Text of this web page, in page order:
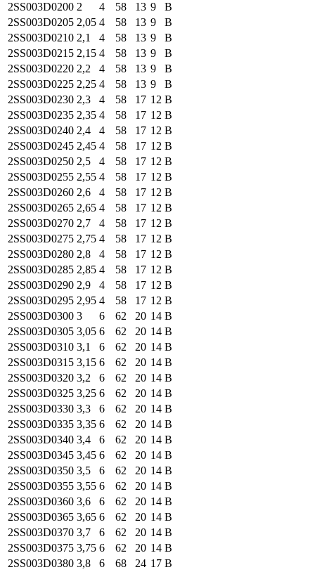
2SS003D0200 2 4 58 13 9
B
2SS003D0205 2,05 4 58 13 9
B
2SS003D0210 2,1 4 58 13 9
B
2SS003D0215 2,15 4 58 13 9
B
2SS003D0220 2,2 4 58 13 9
B
2SS003D0225 2,25 4 58 13 9
B
2SS003D0230 2,3 4 58 17 12 B
2SS003D0235 2,35 4 58 17 12 B
2SS003D0240 2,4 4 58 17 12 B
2SS003D0245 2,45 4 58 17 12 B
2SS003D0250 2,5 4 58 17 12 B
2SS003D0255 2,55 4 58 17 12 B
2SS003D0260 2,6 4 58 17 12 B
2SS003D0265 2,65 4 58 17 12 B
2SS003D0270 2,7 4 58 17 12 B
2SS003D0275 2,75 4 58 17 12 B
2SS003D0280 2,8 4 58 17 12 B
2SS003D0285 2,85 4 58 17 12 B
2SS003D0290 2,9 4 58 17 12 B
2SS003D0295 2,95 4 58 17 12 B
2SS003D0300 3 6 62 20 14 B
2SS003D0305 3,05 6 62 20 14 B
2SS003D0310 3,1 6 62 20 14 B
2SS003D0315 3,15 6 62 20 14 B
2SS003D0320 3,2 6 62 20 14 B
2SS003D0325 3,25 6 62 20 14 B
2SS003D0330 3,3 6 62 20 14 B
2SS003D0335 3,35 6 62 20 14 B
2SS003D0340 3,4 6 62 20 14 B
2SS003D0345 3,45 6 62 20 14 B
2SS003D0350 3,5 6 62 20 14 B
2SS003D0355 3,55 6 62 20 14 B
2SS003D0360 3,6 6 62 20 14 B
2SS003D0365 3,65 6 62 20 14 B
2SS003D0370 3,7 6 62 20 14 B
2SS003D0375 3,75 6 62 20 14 B
2SS003D0380 3,8 6 68 24 17 B